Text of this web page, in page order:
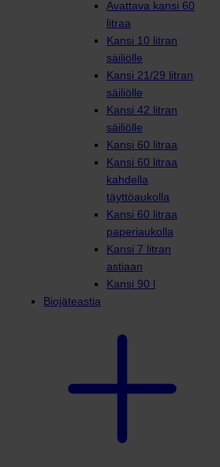
Avattava kansi 60
litraa
Kansi 10 litran
säiliölle
Kansi 21/29 litran
säiliölle
Kansi 42 litran
säiliölle
Kansi 60 litraa
Kansi 60 litraa
kahdella
täyttöaukolla
Kansi 60 litraa
paperiaukolla
Kansi 7 litran
astiaan
Kansi 90 l
Biojäteastia